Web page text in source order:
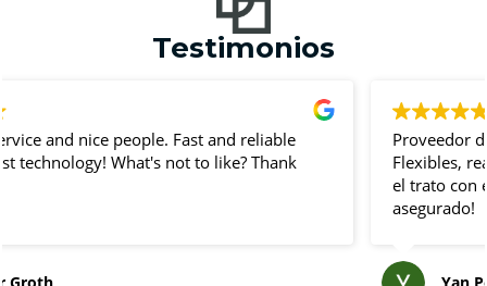
Testimonios
Proveedor de confianza en eventos corporativos.
Flexibles, reaccionan muy rápido, super profesionales y
el trato con el personal es muy agradable ¡Éxito